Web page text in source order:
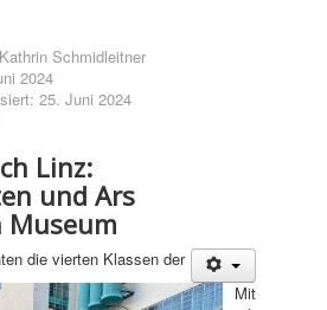
Kathrin Schmidleitner
2024
25. Juni 2024
Linz:
und Ars
Museum
die vierten Klassen der
Mit